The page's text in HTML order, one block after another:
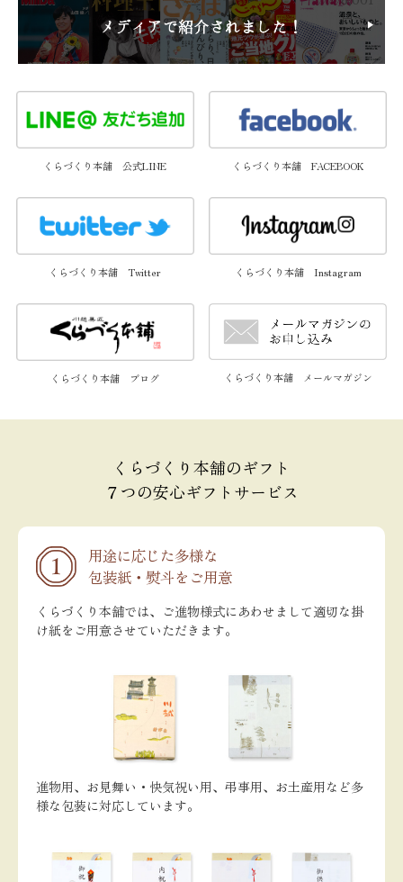
円〜
くらづくり本舗 公式LINE くらづくり本舗 FACEBOOK
くらづくり本舗 Twitter くらづくり本舗 Instagram
くらづくり本舗 ブログ くらづくり本舗 メールマガジン
くらづくり本舗のギフト
７つの安心ギフトサービス
用途に応じた多様な
包装紙・熨斗をご用意
くらづくり本舗では、ご進物様式にあわせまして適切な掛
け紙をご用意させていただきます。
進物用、お見舞い・快気祝い用、弔事用、お土産用など多
様な包装に対応しています。